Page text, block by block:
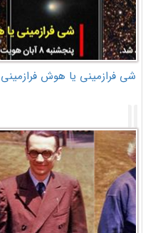
شی فرازمینی یا هوش فرازمینی